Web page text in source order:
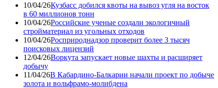
10/04/26Кузбасс добился квоты на вывоз угля на восток
в 60 миллионов тонн
10/04/26Российские ученые создали экологичный
стройматериал из угольных отходов
10/04/26Росприроднадзор проверит более 3 тысяч
поисковых лицензий
12/04/26Воркута запускает новые шахты и расширяет
добычу
11/04/26В Кабардино-Балкарии начали проект по добыче
золота и вольфрамо-молибдена